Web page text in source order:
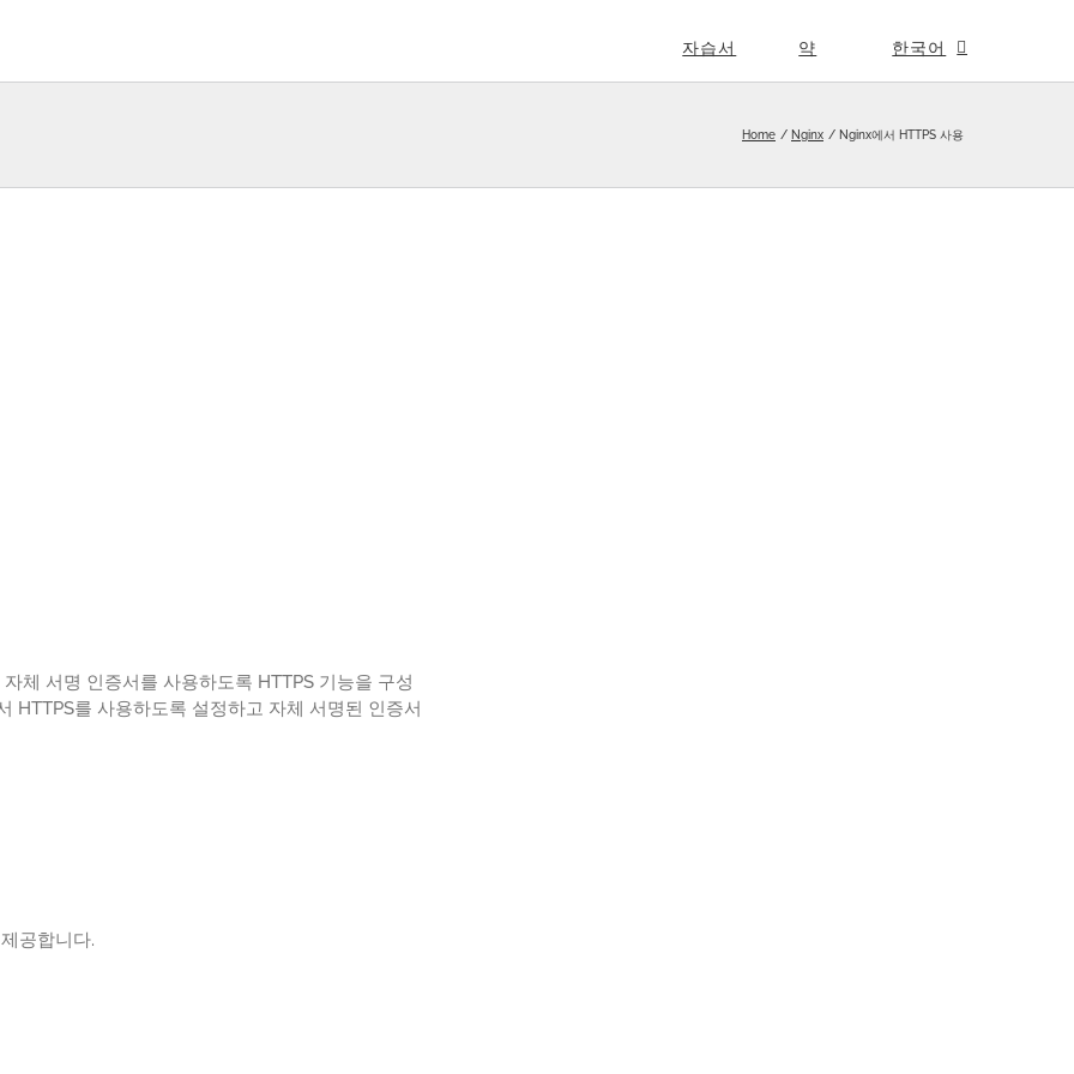
자습서 약 한국어
Home Nginx Nginx에서 HTTPS 사용
체 서명 인증서를 사용하도록 HTTPS 기능을 구성
HTTPS를 사용하도록 설정하고 자체 서명된 인증서
공합니다.